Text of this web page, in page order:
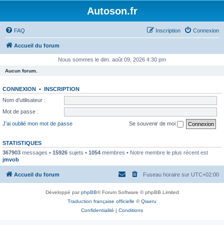
Autoson.fr
FAQ Connexion
Inscription
Accueil du forum
Nous sommes le dim. août 09, 2026 4:30 pm
Aucun forum.
CONNEXION • INSCRIPTION
Nom d’utilisateur :
Mot de passe :
J’ai oublié mon mot de passe
Se souvenir de moi
STATISTIQUES
367903 messages • 15926 sujets • 1054 membres • Notre membre le plus récent est
jmvob
Accueil du forum Fuseau horaire sur UTC+02:00
Développé parphpBB® Forum Software © phpBB Limited
Traduction française officielle ©Qiaeru
Confidentialité | Conditions